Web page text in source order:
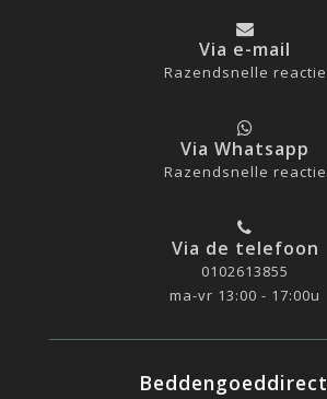
Via e-mail
Razendsnelle reactie
Via Whatsapp
Razendsnelle reactie
Via de telefoon
0102613855
ma-vr 13:00 - 17:00u